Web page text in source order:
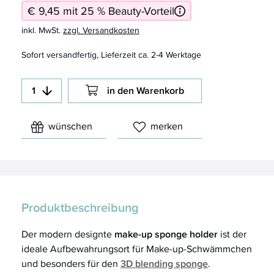
€ 9,45 mit 25 % Beauty-Vorteil
inkl. MwSt.zzgl. Versandkosten
Sofort versandfertig, Lieferzeit ca. 2-4 Werktage
in den Warenkorb
wünschen merken
Produktbeschreibung
Der modern designte make-up sponge holder ist der
ideale Aufbewahrungsort für Make-up-Schwämmchen
und besonders für den 3D blending sponge.